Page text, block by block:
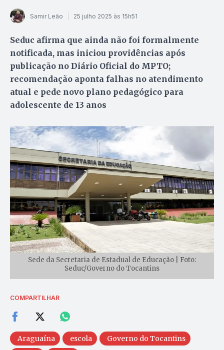
Samir Leão 25 julho 2025 às 15h51
Seduc afirma que ainda não foi formalmente
notificada, mas iniciou providências após
publicação no Diário Oficial do MPTO;
recomendação aponta falhas no atendimento
atual e pede novo plano pedagógico para
adolescente de 13 anos
Sede da Secretaria de Estadual de Educação | Foto:
Seduc/Governo do Tocantins
COMPARTILHAR
Araguaína escola
Governo do Tocantins